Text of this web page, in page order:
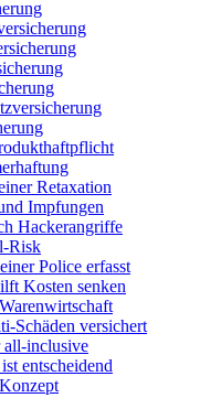
Retaxation
Impfungen
Hackerangriffe
Risk
Police erfasst
Kosten senken
Schäden versichert
inclusive
entscheidend